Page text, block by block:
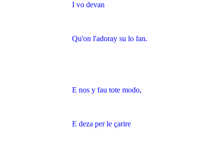
I vo devan
Qu'on l'adoray su lo fan.
E nos y fau tote modo,
E deza per le çarire